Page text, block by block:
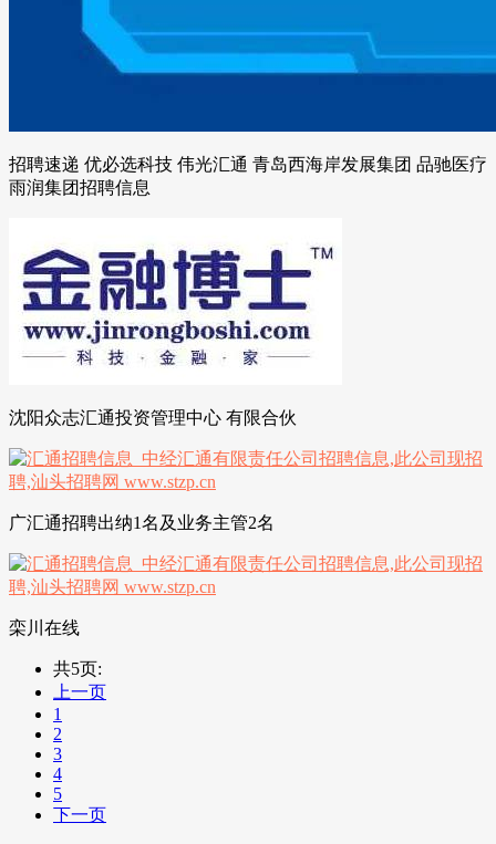
招聘速递 优必选科技 伟光汇通 青岛西海岸发展集团 品驰医疗
雨润集团招聘信息
沈阳众志汇通投资管理中心 有限合伙
广汇通招聘出纳1名及业务主管2名
栾川在线
共5页:
上一页
1
2
3
4
5
下一页